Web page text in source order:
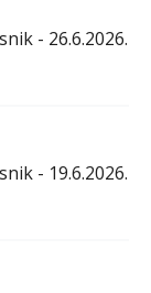
- 26.6.2026.
- 19.6.2026.